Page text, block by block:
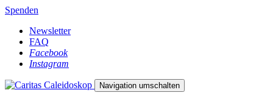
Spenden
Newsletter
FAQ
Facebook
Instagram
Navigation umschalten